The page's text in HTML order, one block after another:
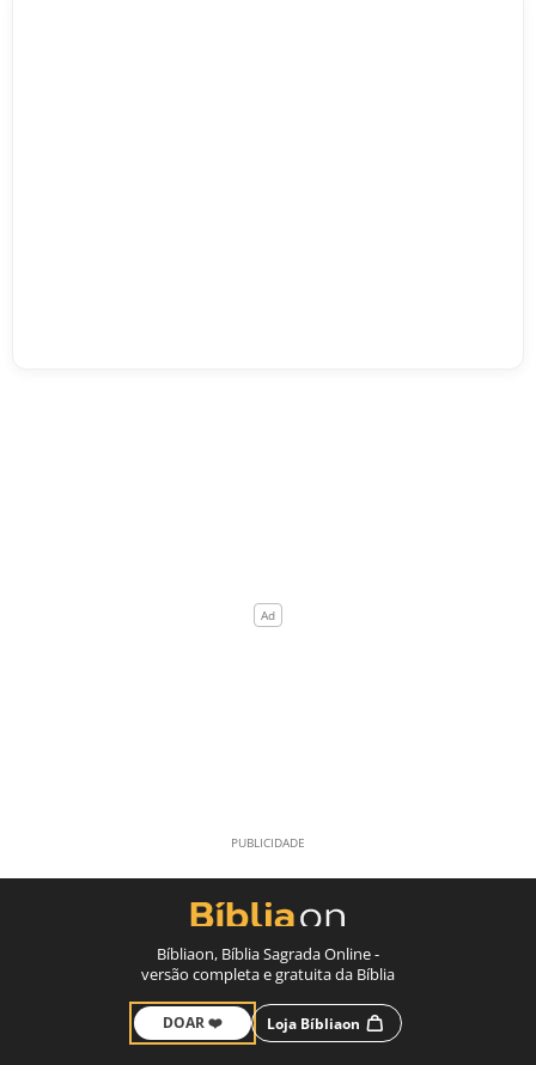
Bíbliaon, Bíblia Sagrada Online -
versão completa e gratuita da Bíblia
DOAR ❤️ Loja Bíbliaon